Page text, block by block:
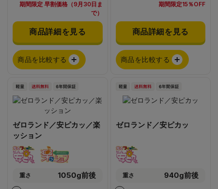
期間限定 早割価格（9月30日ま
で）
商品詳細を見る
商品を比較する
期間限定15％OFF
商品詳細を見る
商品を比較する
ゼロランド／安ピカッ／楽
ッション
重さ 1050g前後
ゼロランド／安ピカッ
重さ 940g前後